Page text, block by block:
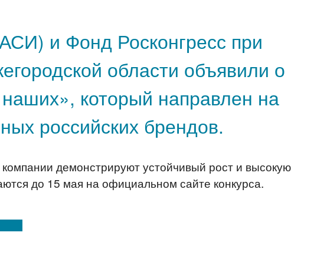
и Фонд Росконгресс при
области объявили о
который направлен на
российских брендов.
демонстрируют устойчивый рост и высокую
до 15 мая на официальном сайте конкурса.